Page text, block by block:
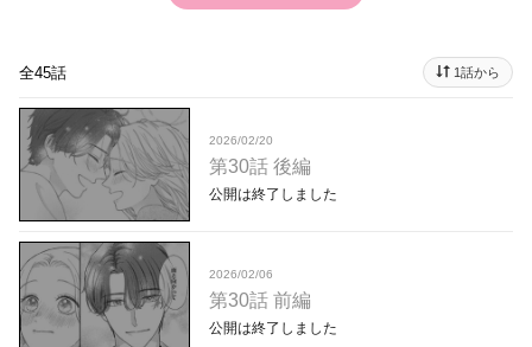
全45話 1話から
2026/02/20
第30話 後編
公開は終了しました
2026/02/06
第30話 前編
公開は終了しました